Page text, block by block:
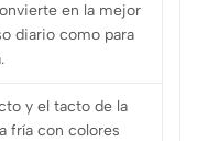
en la mejor
diario como para
y el tacto de la
fría con colores